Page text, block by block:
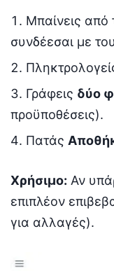
Μπαίνεις από
συνδέεσαι με
Γράφεις δύο
προϋποθέσεις).
Πατάς
Χρήσιμο: Αν
επιπλέον
για αλλαγές).